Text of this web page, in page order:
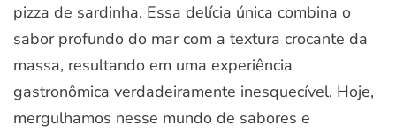
pizza de sardinha. Essa delícia única combina o
sabor profundo do mar com a textura crocante da
massa, resultando em uma experiência
gastronômica verdadeiramente inesquecível. Hoje,
mergulhamos nesse mundo de sabores e